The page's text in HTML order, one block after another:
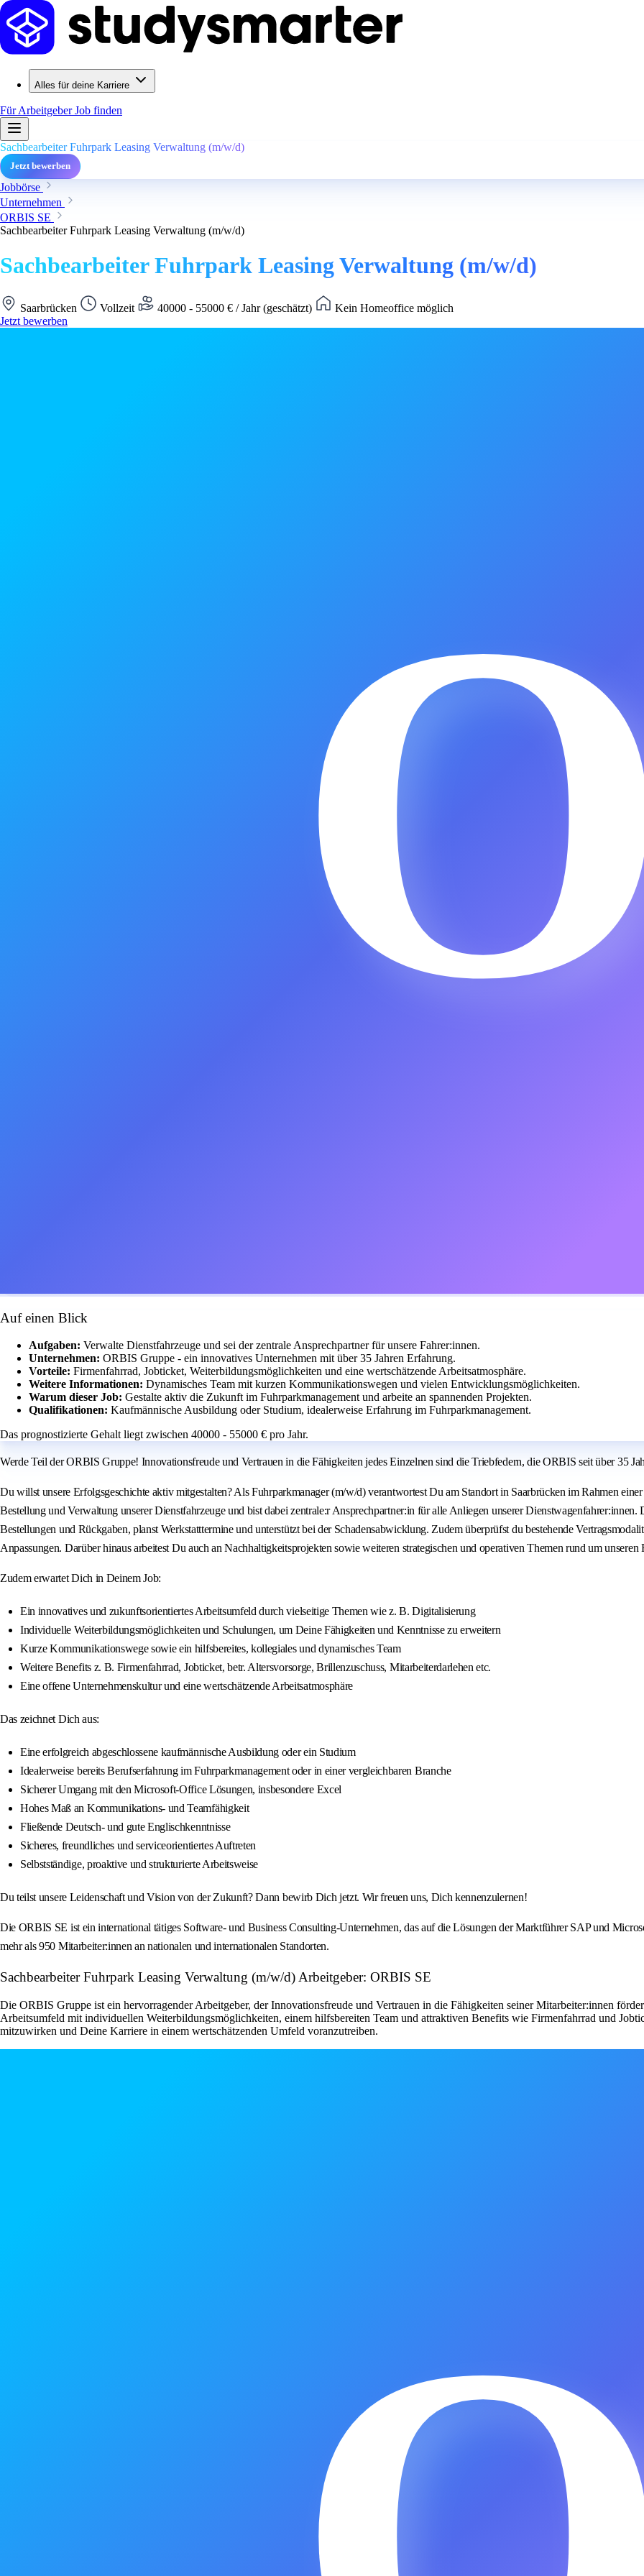
Alles für deine Karriere
Für ArbeitgeberJob finden
Sachbearbeiter Fuhrpark Leasing Verwaltung (m/w/d)
Jetzt bewerben
Jobbörse
Unternehmen
ORBIS SE
Sachbearbeiter Fuhrpark Leasing Verwaltung (m/w/d)
Sachbearbeiter Fuhrpark Leasing Verwaltung (m/w/d)
Saarbrücken Vollzeit 40000 - 55000 € / Jahr (geschätzt)
Kein Homeoffice möglich
Jetzt bewerben
Auf einen Blick
Aufgaben: Verwalte Dienstfahrzeuge und sei der zentrale Ansprechpartner für unsere Fahrer:innen.
Unternehmen: ORBIS Gruppe - ein innovatives Unternehmen mit über 35 Jahren Erfahrung.
Vorteile: Firmenfahrrad, Jobticket, Weiterbildungsmöglichkeiten und eine wertschätzende Arbeitsatmosphäre.
Weitere Informationen: Dynamisches Team mit kurzen Kommunikationswegen und vielen Entwicklungsmöglichkeiten.
Warum dieser Job: Gestalte aktiv die Zukunft im Fuhrparkmanagement und arbeite an spannenden Projekten.
Qualifikationen: Kaufmännische Ausbildung oder Studium, idealerweise Erfahrung im Fuhrparkmanagement.
Das prognostizierte Gehalt liegt zwischen 40000 - 55000 € pro Jahr.
Werde Teil der ORBIS Gruppe! Innovationsfreude und Vertrauen in die Fähigkeiten jedes Einzelnen sind die Triebfedern, die ORBIS seit über 35
Du willst unsere Erfolgsgeschichte aktiv mitgestalten? Als Fuhrparkmanager (m/w/d) verantwortest Du am Standort in Saarbrücken im Rahmen
Bestellung und Verwaltung unserer Dienstfahrzeuge und bist dabei zentrale:r Ansprechpartner:in für alle Anliegen unserer
Bestellungen und Rückgaben, planst Werkstatttermine und unterstützt bei der Schadensabwicklung. Zudem überprüfst du bestehende
Anpassungen. Darüber hinaus arbeitest Du auch an Nachhaltigkeitsprojekten sowie weiteren strategischen und operativen Themen rund um unseren
Zudem erwartet Dich in Deinem Job:
Ein innovatives und zukunftsorientiertes Arbeitsumfeld durch vielseitige Themen wie z. B. Digitalisierung
Individuelle Weiterbildungsmöglichkeiten und Schulungen, um Deine Fähigkeiten und Kenntnisse zu erweitern
Kurze Kommunikationswege sowie ein hilfsbereites, kollegiales und dynamisches Team
Weitere Benefits z. B. Firmenfahrrad, Jobticket, betr. Altersvorsorge, Brillenzuschuss, Mitarbeiterdarlehen etc.
Eine offene Unternehmenskultur und eine wertschätzende Arbeitsatmosphäre
Das zeichnet Dich aus:
Eine erfolgreich abgeschlossene kaufmännische Ausbildung oder ein Studium
Idealerweise bereits Berufserfahrung im Fuhrparkmanagement oder in einer vergleichbaren Branche
Sicherer Umgang mit den Microsoft-Office Lösungen, insbesondere Excel
Hohes Maß an Kommunikations- und Teamfähigkeit
Fließende Deutsch- und gute Englischkenntnisse
Sicheres, freundliches und serviceorientiertes Auftreten
Selbstständige, proaktive und strukturierte Arbeitsweise
Du teilst unsere Leidenschaft und Vision von der Zukunft? Dann bewirb Dich jetzt. Wir freuen uns, Dich kennenzulernen!
Die ORBIS SE ist ein international tätiges Software- und Business Consulting-Unternehmen, das auf die Lösungen der Marktführer SAP und
mehr als 950 Mitarbeiter:innen an nationalen und internationalen Standorten.
Sachbearbeiter Fuhrpark Leasing Verwaltung (m/w/d) Arbeitgeber: ORBIS SE
Die ORBIS Gruppe ist ein hervorragender Arbeitgeber, der Innovationsfreude und Vertrauen in die Fähigkeiten seiner Mitarbeiter:innen
Arbeitsumfeld mit individuellen Weiterbildungsmöglichkeiten, einem hilfsbereiten Team und attraktiven Benefits wie Firmenfahrrad und
mitzuwirken und Deine Karriere in einem wertschätzenden Umfeld voranzutreiben.